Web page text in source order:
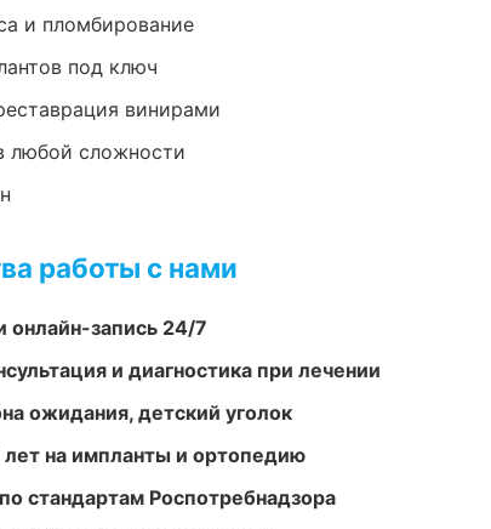
и пломбирование
под ключ
винирами
любой сложности
работы с нами
онлайн-запись 24/7
и диагностика при лечении
ожидания, детский уголок
лет на импланты и ортопедию
стандартам Роспотребнадзора